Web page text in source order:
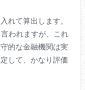
れて算出します。
われますが、これ
的な金融機関は実
して、かなり評価